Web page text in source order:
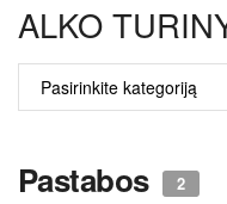
ALKO
ALKO
TURINYS
Pastabos 2